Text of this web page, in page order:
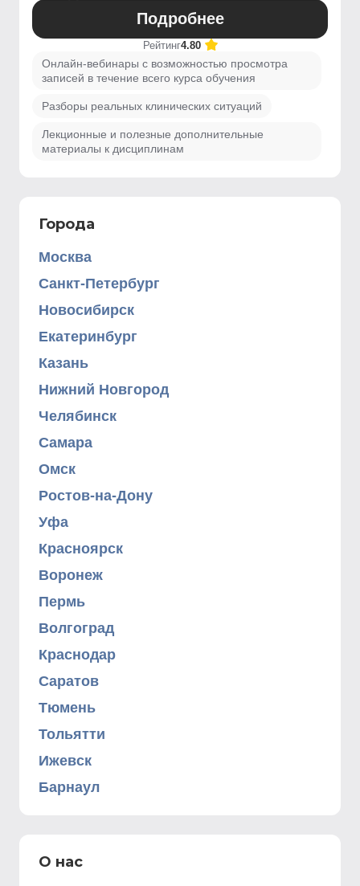
Подробнее
Рейтинг4.80
Онлайн-вебинары с возможностью просмотра
записей в течение всего курса обучения
Разборы реальных клинических ситуаций
Лекционные и полезные дополнительные
материалы к дисциплинам
Города
Москва
Санкт-Петербург
Новосибирск
Екатеринбург
Казань
Нижний Новгород
Челябинск
Самара
Омск
Ростов-на-Дону
Уфа
Красноярск
Воронеж
Пермь
Волгоград
Краснодар
Саратов
Тюмень
Тольятти
Ижевск
Барнаул
О нас